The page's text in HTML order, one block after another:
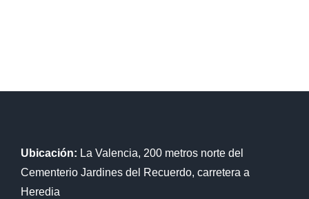
Ubicación: La Valencia, 200 metros norte del
Cementerio Jardines del Recuerdo, carretera a
Heredia